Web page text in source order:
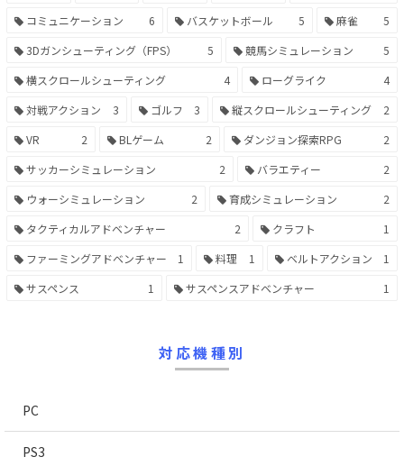
コミュニケーション
6 バスケットボール 5 麻雀
5
3Dガンシューティング（FPS）
5 競馬シミュレーション
5
横スクロールシューティング
4 ローグライク
4
対戦アクション
3 ゴルフ 3 縦スクロールシューティング
2
VR
2 BLゲーム 2 ダンジョン探索RPG
2
サッカーシミュレーション
2 バラエティー
2
ウォーシミュレーション
2 育成シミュレーション
2
タクティカルアドベンチャー
2 クラフト
1
ファーミングアドベンチャー
1 料理 1 ベルトアクション
1
サスペンス
1 サスペンスアドベンチャー 1
対応機種別
PC
PS3